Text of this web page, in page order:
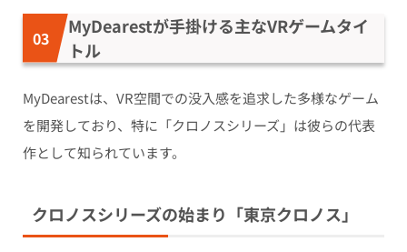
MyDearestが手掛ける主なVRゲームタイ
トル
MyDearestは、VR空間での没入感を追求した多様なゲーム
を開発しており、特に「クロノスシリーズ」は彼らの代表
作として知られています。
クロノスシリーズの始まり「東京クロノス」